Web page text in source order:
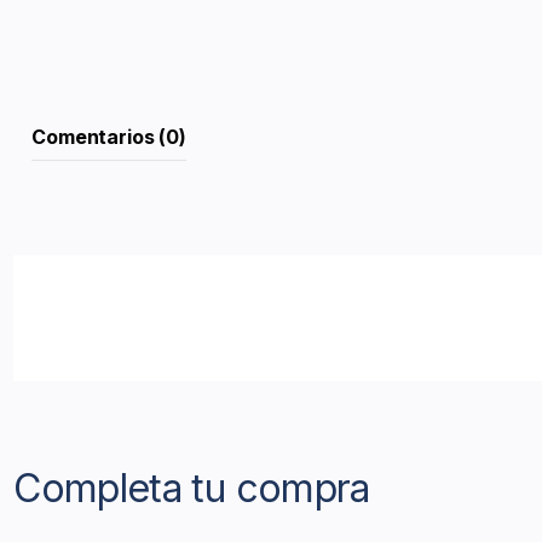
Comentarios (0)
Completa tu compra